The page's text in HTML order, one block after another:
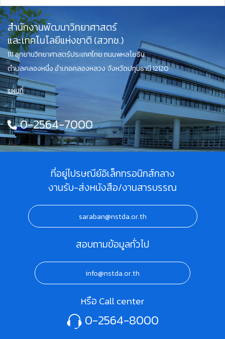
สำนักงานพัฒนาวิทยาศาสตร์
และเทคโนโลยีแห่งชาติ (สวทช.)
111 อุทยานวิทยาศาสตร์ประเทศไทย ถนนพหลโยธิน
ตำบลคลองหนึ่ง อำเภอคลองหลวง จังหวัดปทุมธานี 12120
แผนที่
0-2564-7000
ที่อยู่ไปรษณีย์อิเล็กทรอนิกส์กลาง
งานรับ-ส่งหนังสือ/งานสารบรรณ
saraban@nstda.or.th
สอบถามข้อมูลทั่วไป
info@nstda.or.th
หรือ Call center
0-2564-8000